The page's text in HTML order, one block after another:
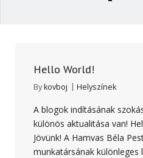
Hello World!
Bykovboj Helyszínek
A blogok indításának
különös aktualitása van!
Jövünk! A Hamvas Béla
munkatársának